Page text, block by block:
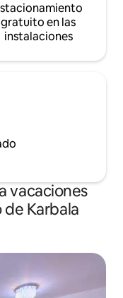
gratuito en las
instalaciones
vacaciones
Karbala